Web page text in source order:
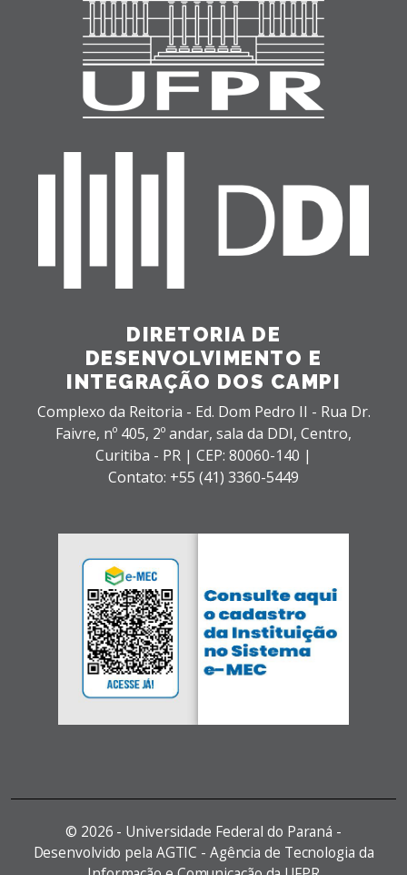
DIRETORIA DE
DESENVOLVIMENTO E
INTEGRAÇÃO DOS CAMPI
Complexo da Reitoria - Ed. Dom Pedro II - Rua Dr.
Faivre, nº 405, 2º andar, sala da DDI, Centro,
Curitiba - PR | CEP: 80060-140 |
Contato: +55 (41) 3360-5449
© 2026 - Universidade Federal do Paraná -
Desenvolvido pela AGTIC - Agência de Tecnologia da